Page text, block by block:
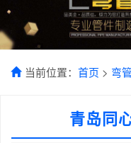
当前位置： 首页 > 弯
青岛同